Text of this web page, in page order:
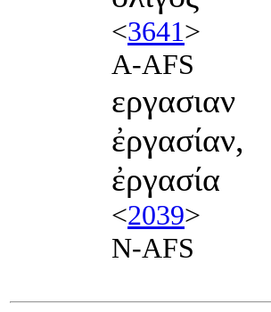
<3641>
A-AFS
εργασιαν
ἐργασίαν,
ἐργασία
<2039>
N-AFS